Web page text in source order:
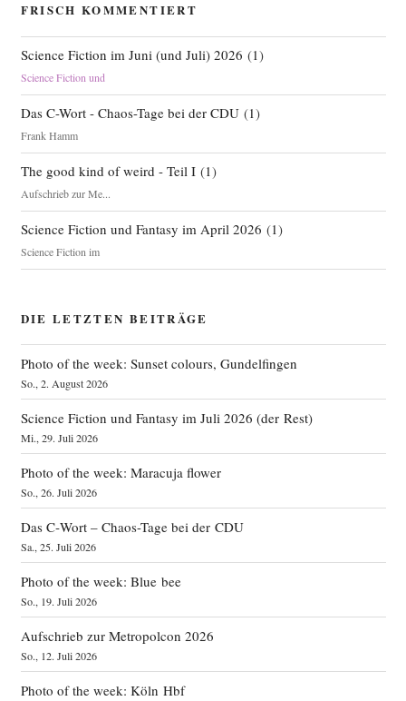
FRISCH KOMMENTIERT
Science Fiction im Juni (und Juli) 2026 (1)
Science Fiction und
Das C-Wort - Chaos-Tage bei der CDU(1)
Frank Hamm
The good kind of weird - Teil I(1)
Aufschrieb zur Me...
Science Fiction und Fantasy im April 2026 (1)
Science Fiction im
DIE LETZTEN BEITRÄGE
Photo of the week: Sunset colours, Gundelfingen
So., 2. August 2026
Science Fiction und Fantasy im Juli 2026 (der Rest)
Mi., 29. Juli 2026
Photo of the week: Maracuja flower
So., 26. Juli 2026
Das C‑Wort – Chaos-Tage bei der CDU
Sa., 25. Juli 2026
Photo of the week: Blue bee
So., 19. Juli 2026
Aufschrieb zur Metropolcon 2026
So., 12. Juli 2026
Photo of the week: Köln Hbf